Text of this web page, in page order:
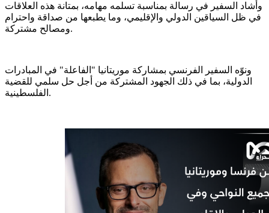
وأشاد السفير في رسالة بمناسبة تسلمه مهامه، بمتانة هذه العلاقات
في ظل السياقين الدولي والإقليمي، وما يطبعها من صداقة واحترام
ومصالح مشتركة.
ونوّه السفير الفرنسي بمشاركة موريتانيا "الفاعلة" في المبادرات
الدولية، بما في ذلك الجهود المشتركة من أجل حل سلمي للقضية
الفلسطينية.